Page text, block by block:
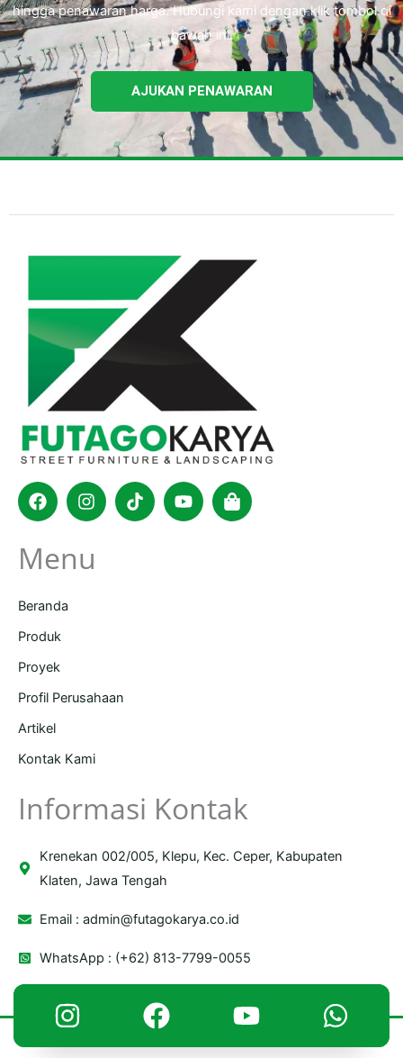
hingga penawaran harga. Hubungi kami dengan klik tombol di
bawah ini.
AJUKAN PENAWARAN
FacebookInstagram
TiktokYoutubeShopping-
bag
Menu
Beranda
Produk
Proyek
Profil Perusahaan
Artikel
Kontak Kami
Informasi Kontak
Krenekan 002/005, Klepu, Kec. Ceper, Kabupaten
Klaten, Jawa Tengah
Email :admin@futagokarya.co.id
WhatsApp : (+62) 813-7799-0055